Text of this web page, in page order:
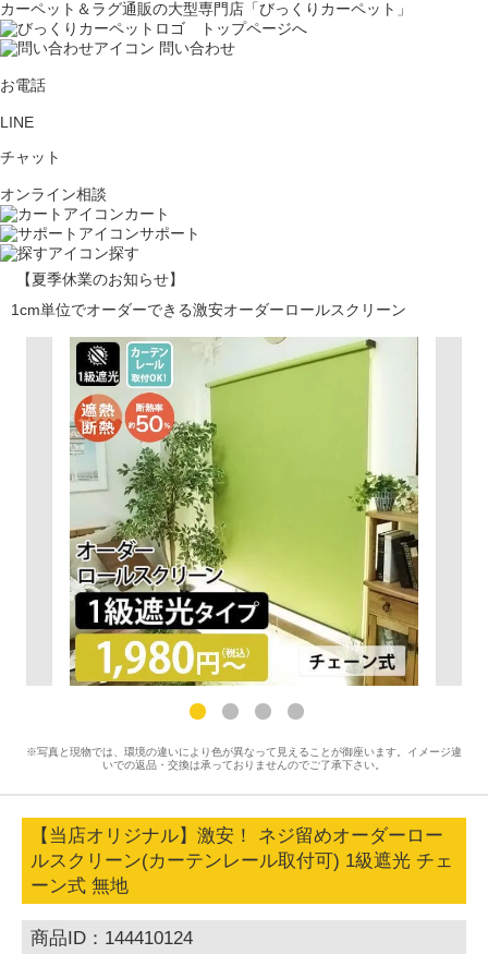
カーペット＆ラグ通販の大型専門店「びっくりカーペット」
問い合わせ
お電話
LINE
チャット
オンライン相談
カート
サポート
探す
【夏季休業のお知らせ】
1cm単位でオーダーできる激安オーダーロールスクリーン
※写真と現物では、環境の違いにより色が異なって見えることが御座います。イメージ違
いでの返品・交換は承っておりませんのでご了承下さい。
【当店オリジナル】激安！ ネジ留めオーダーロー
ルスクリーン(カーテンレール取付可) 1級遮光 チェ
ーン式 無地
商品ID：144410124